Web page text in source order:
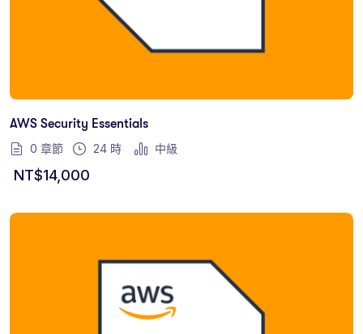
AWS Security Essentials
0 章節 24 時 中級
NT$14,000